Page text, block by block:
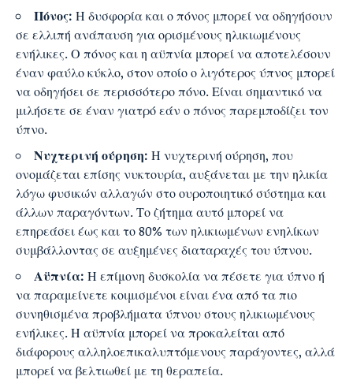
Πόνος: Η δυσφορία και ο πόνος μπορεί να οδηγήσουν
σε ελλιπή ανάπαυση για ορισμένους ηλικιωμένους
ενήλικες. Ο πόνος και η αϋπνία μπορεί να αποτελέσουν
έναν φαύλο κύκλο, στον οποίο ο λιγότερος ύπνος μπορεί
να οδηγήσει σε περισσότερο πόνο. Είναι σημαντικό να
μιλήσετε σε έναν γιατρό εάν ο πόνος παρεμποδίζει τον
ύπνο.
Νυχτερινή ούρηση: Η νυχτερινή ούρηση, που
ονομάζεται επίσης νυκτουρία, αυξάνεται με την ηλικία
λόγω φυσικών αλλαγών στο ουροποιητικό σύστημα και
άλλων παραγόντων. Το ζήτημα αυτό μπορεί να
επηρεάσει έως και το 80% των ηλικιωμένων ενηλίκων
συμβάλλοντας σε αυξημένες διαταραχές του ύπνου.
Αϋπνία: Η επίμονη δυσκολία να πέσετε για ύπνο ή
να παραμείνετε κοιμισμένοι είναι ένα από τα πιο
συνηθισμένα προβλήματα ύπνου στους ηλικιωμένους
ενήλικες. Η αϋπνία μπορεί να προκαλείται από
διάφορους αλληλοεπικαλυπτόμενους παράγοντες, αλλά
μπορεί να βελτιωθεί με τη θεραπεία.